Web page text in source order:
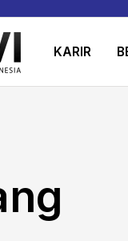
KARIR